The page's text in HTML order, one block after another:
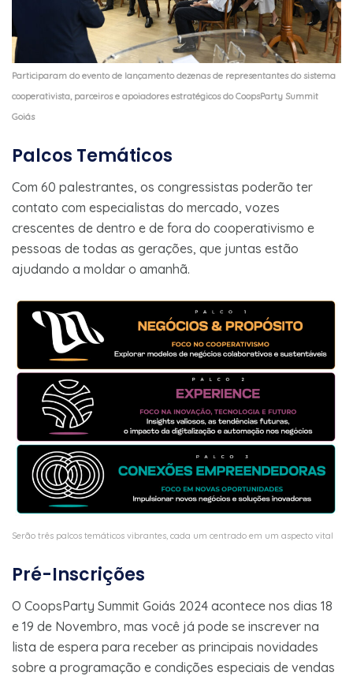
Participaram do evento de lançamento dezenas de representantes do sistema
cooperativista, parceiros e apoiadores estratégicos do CoopsParty Summit
Goiás
Palcos Temáticos
Com 60 palestrantes, os congressistas poderão ter
contato com especialistas do mercado, vozes
crescentes de dentro e de fora do cooperativismo e
pessoas de todas as gerações, que juntas estão
ajudando a moldar o amanhã.
Serão três palcos temáticos vibrantes, cada um centrado em um aspecto vital
Pré-Inscrições
O CoopsParty Summit Goiás 2024 acontece nos dias 18
e 19 de Novembro, mas você já pode se inscrever na
lista de espera para receber as principais novidades
sobre a programação e condições especiais de vendas